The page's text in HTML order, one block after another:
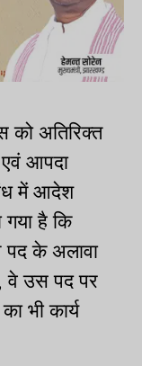
अतिरिक्त
एवं आपदा
में आदेश
गया है कि
पद के अलावा
वे उस पद पर
भी कार्य